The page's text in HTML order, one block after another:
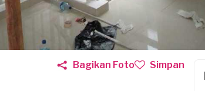
Bagikan Foto Simpan